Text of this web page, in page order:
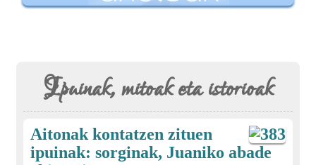
Ipuinak, mitoak eta istorioak
Aitonak kontatzen zituen
ipuinak: sorginak, Juaniko abade